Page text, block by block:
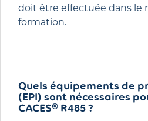
doit être effectuée dans le
formation.
Quels équipements de
(EPI) sont nécessaires
CACES® R485 ?